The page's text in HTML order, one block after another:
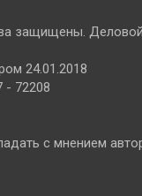
защищены.
24.01.2018
72208
с мнением